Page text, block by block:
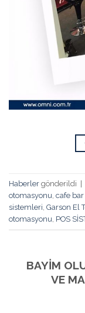
Haberler gönderildi |
otomasyonu cafe
sistemleri Garson El
otomasyonu POS
BAYİM
VE